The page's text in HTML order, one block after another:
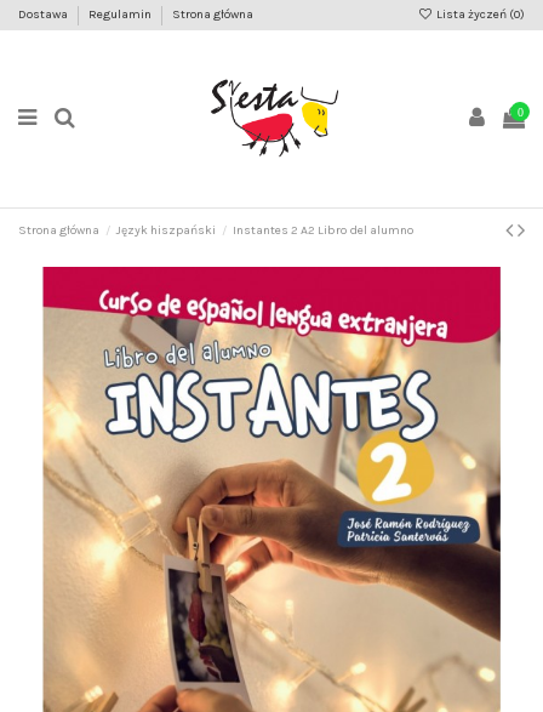
Dostawa Regulamin Strona główna Lista życzeń (0)
0
Strona główna Język hiszpański Instantes 2 A2 Libro del alumno